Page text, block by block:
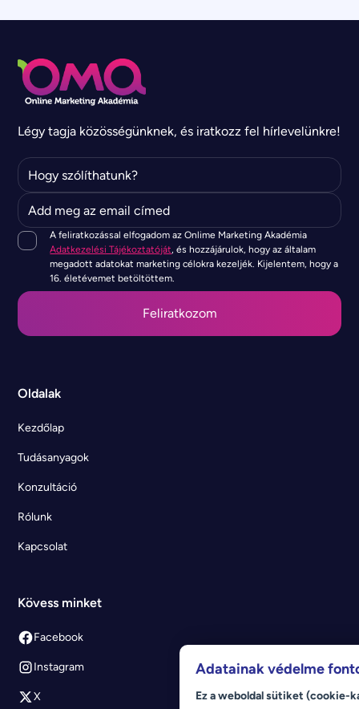
Légy tagja közösségünknek, és iratkozz fel hírlevelünkre!
A feliratkozással elfogadom az Onlime Marketing Akadémia
Adatkezelési Tájékoztatóját, és hozzájárulok, hogy az általam
megadott adatokat marketing célokra kezeljék. Kijelentem, hogy a
16. életévemet betöltöttem.
Oldalak
Kezdőlap
Tudásanyagok
Konzultáció
Rólunk
Kapcsolat
Kövess minket
Facebook
Instagram
X
Adatainak védelme
Ez a weboldal sütiket (cookie-